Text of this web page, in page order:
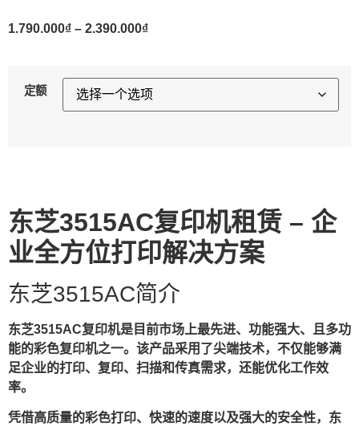
1.790.000₫ – 2.390.000₫
定额
东芝3515AC复印机租赁 – 企
业全方位打印解决方案
东芝3515AC简介
东芝3515AC复印机是目前市场上最先进、功能强大、且多功
能的彩色复印机之一。该产品采用了尖端技术，不仅能够满
足企业的打印、复印、扫描和传真需求，还能优化工作效
率。
凭借高质量的彩色打印、快速的速度以及强大的安全性，东